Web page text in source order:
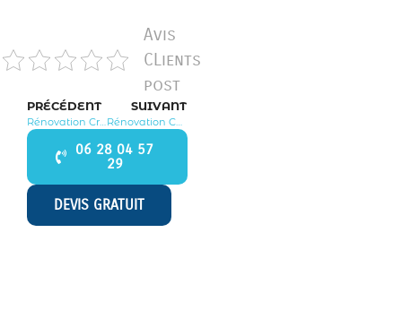
Avis
CLients
post
PRÉCÉDENT SUIVANT
06 28 04 57
29
DEVIS GRATUIT